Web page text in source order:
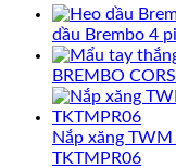
dầu Brembo 4
BREMBO
Nắp xăng
TKTMPR06